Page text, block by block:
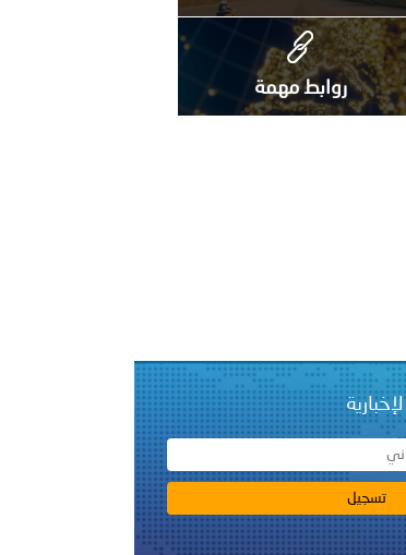
روابط مهمة